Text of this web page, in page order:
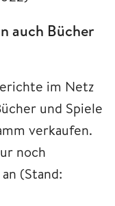
auch Bücher
im Netz
und Spiele
verkaufen.
noch
(Stand: